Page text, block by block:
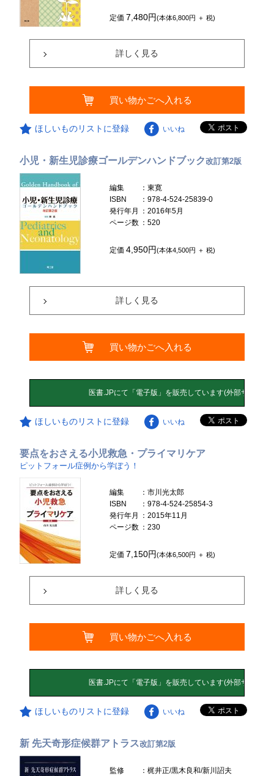
定価 7,480円(本体6,800円 ＋ 税)
詳しく見る
買い物かごへ入れる
ほしいものリストに登録 いいね
小児・新生児診療ゴールデンハンドブック改訂第2版
編集
：東寛
ISBN
：978-4-524-25839-0
発行年月
：2016年5月
ページ数 ：520
定価4,950円(本体4,500円 ＋ 税)
詳しく見る
買い物かごへ入れる
ほしいものリストに登録 いいね
要点をおさえる小児救急・プライマリケア
ピットフォール症例から学ぼう！
編集
：市川光太郎
ISBN
：978-4-524-25854-3
発行年月
：2015年11月
ページ数 ：230
定価 7,150円(本体6,500円 ＋ 税)
詳しく見る
買い物かごへ入れる
ほしいものリストに登録 いいね
新 先天奇形症候群アトラス改訂第2版
監修
：梶井正/黒木良和/新川詔夫